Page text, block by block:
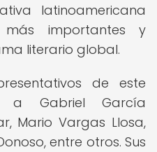
latinoamericana
importantes y
literario global.
de este
a Gabriel García
Mario Vargas Llosa,
entre otros. Sus